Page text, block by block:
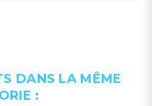
DANS LA MÊME
: